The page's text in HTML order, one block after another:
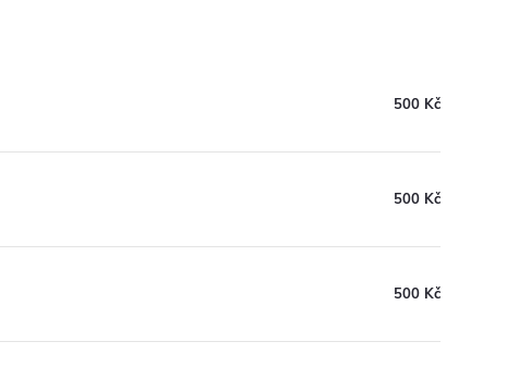
500 Kč
500 Kč
500 Kč